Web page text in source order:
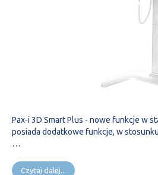
Pax-i 3D Smart Plus - nowe funkcje w
posiada dodatkowe funkcje, w
…
Czytaj dalej...